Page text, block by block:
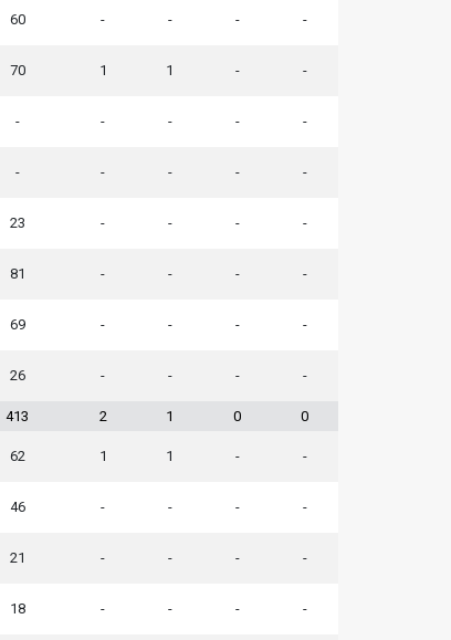
60 - - - -
70 1 1 - -
- - - - -
- - - - -
23 - - - -
81 - - - -
69 - - - -
26 - - - -
413 2 1 0 0
62 1 1 - -
46 - - - -
21 - - - -
18 - - - -